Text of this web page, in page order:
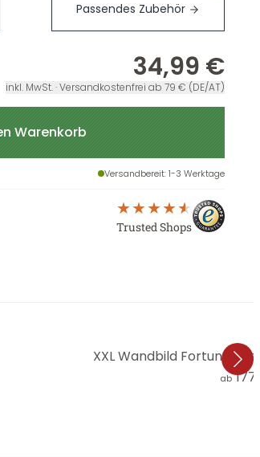
Passendes Zubehör
34,99 €
inkl. MwSt. · Versandkostenfrei ab 79 € (DE/AT)
Warenkorb
Versandbereit: 1-3 Werktage
Trusted Shops
XXL Wandbild Fortuna
ab